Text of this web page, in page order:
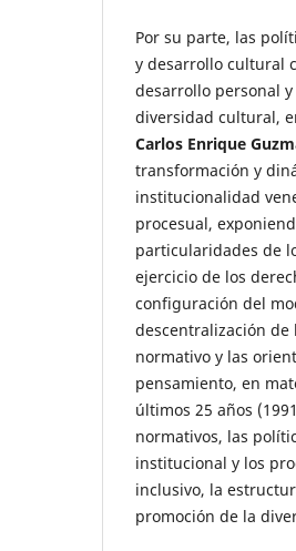
Por su parte, las
y desarrollo cultural
desarrollo personal
diversidad cultural,
Carlos Enrique
transformación y
institucionalidad
procesual,
particularidades de
ejercicio de los
configuración del
descentralización
normativo y las
pensamiento, en
últimos 25 años
normativos, las
institucional y los
inclusivo, la
promoción de la